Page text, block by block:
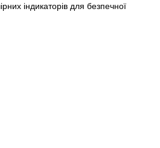
індикаторів для безпечної